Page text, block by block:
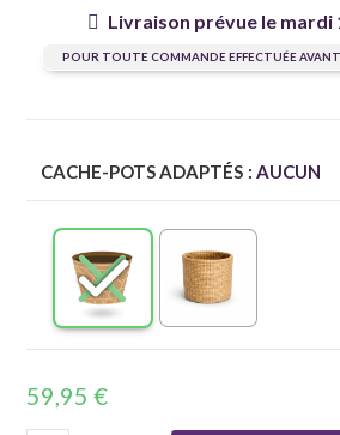
Livraison prévue le mardi
POUR TOUTE COMMANDE EFFECTUÉE
CACHE-POTS ADAPTÉS : AUCUN
59,95€